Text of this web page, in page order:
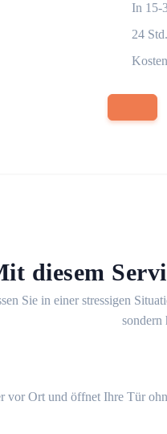
In 15-
24
diesem
Sie in einer stressigen
sondern
vor Ort und öffnet Ihre Tür